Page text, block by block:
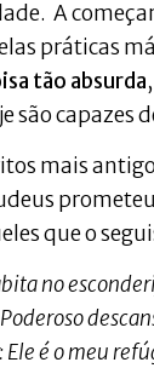
A
práticas
tão absurda
são capazes
mais
que o
no
Ele é o meu